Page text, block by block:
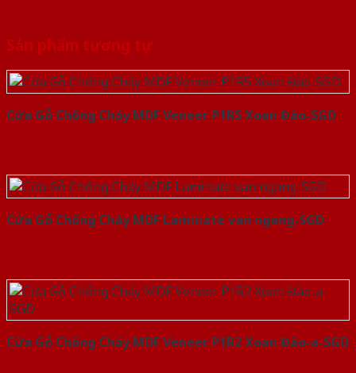
Sản phẩm tương tự
Cửa Gỗ Chống Cháy MDF Veneer P1R5 Xoan Đào-SGD
Cửa Gỗ Chống Cháy MDF Laminate van ngang-SGD
Cửa Gỗ Chống Cháy MDF Veneer P1R2 Xoan Đào-a-SGD